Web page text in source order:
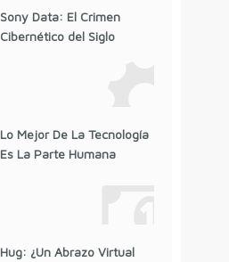
Sony Data: El Crimen
Cibernético del Siglo
Lo Mejor De La Tecnología
Es La Parte Humana
Hug: ¿Un Abrazo Virtual